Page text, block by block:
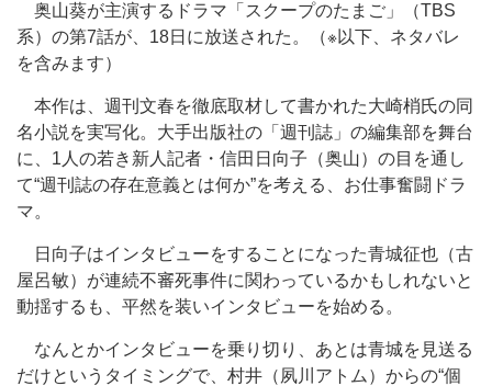
奥山葵が主演するドラマ「スクープのたまご」（TBS
系）の第7話が、18日に放送された。（※以下、ネタバレ
を含みます）
本作は、週刊文春を徹底取材して書かれた大崎梢氏の同
名小説を実写化。大手出版社の「週刊誌」の編集部を舞台
に、1人の若き新人記者・信田日向子（奥山）の目を通し
て“週刊誌の存在意義とは何か”を考える、お仕事奮闘ドラ
マ。
日向子はインタビューをすることになった青城征也（古
屋呂敏）が連続不審死事件に関わっているかもしれないと
動揺するも、平然を装いインタビューを始める。
なんとかインタビューを乗り切り、あとは青城を見送る
だけというタイミングで、村井（夙川アトム）からの“個